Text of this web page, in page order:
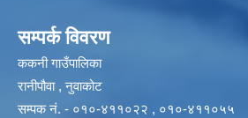
सम्पर्क विवरण
ककनी गाउँपालिका
रानीपौवा , नुवाकोट
सम्पक नं. - ०१०-४११०२२ , ०१०-४११०५५